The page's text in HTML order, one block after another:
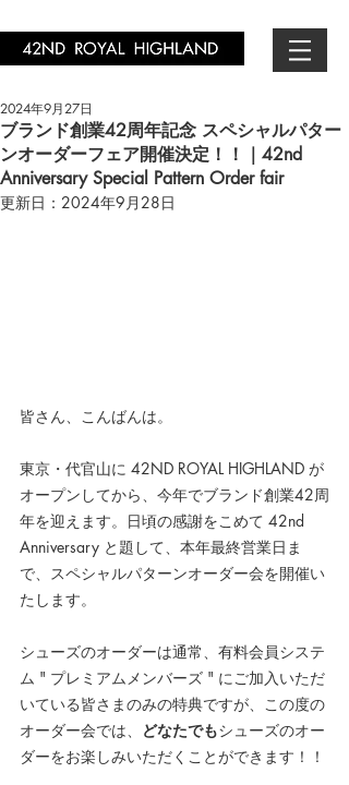
ブランド創業42周年記念 スペシャルパター
ンオーダーフェア開催決定！！｜42nd
Anniversary Special Pattern Order fair
2024年9月27日
更新日： 2024年9月28日
皆さん、こんばんは。
東京・代官山に 42ND ROYAL HIGHLAND が
オープンしてから、今年でブランド創業42周
年を迎えます。日頃の感謝をこめて 42nd
Anniversary と題して、本年最終営業日ま
で、スペシャルパターンオーダー会を開催い
たします。
シューズのオーダーは通常、有料会員システ
ム " プレミアムメンバーズ " にご加入いただ
いている皆さまのみの特典ですが、この度の
オーダー会では、
どなたでもシューズのオー
ダーをお楽しみいただくことができます！！